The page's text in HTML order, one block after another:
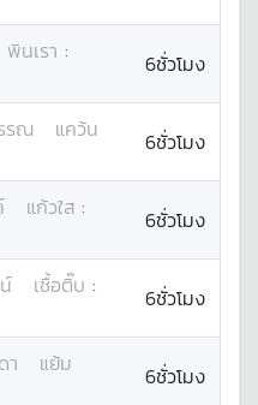
พินเรา :
6ชั่วโมง
รณ
แคว้น
6ชั่วโมง
แก้วใส :
6ชั่วโมง
เชื้อติ๊บ :
6ชั่วโมง
า
แย้ม
6ชั่วโมง